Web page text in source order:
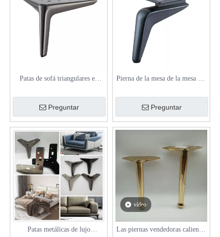
Patas de sofá triangulares en
Preguntar
Pierna de la mesa de la mesa del
Preguntar
Patas metálicas de lujo
vídeo
Las piernas vendedoras calientes